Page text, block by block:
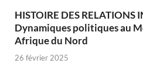
HISTOIRE DES RELATIONS
Dynamiques politiques au
Afrique du Nord
26 février 2025